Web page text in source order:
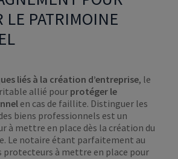
LE PATRIMOINE
liés à la création d’entreprise, le
allié pour protéger le
en cas de faillite. Distinguer les
biens professionnels est un
à mettre en place dès la création du
Le notaire étant parfaitement au
protecteurs à mettre en place pour